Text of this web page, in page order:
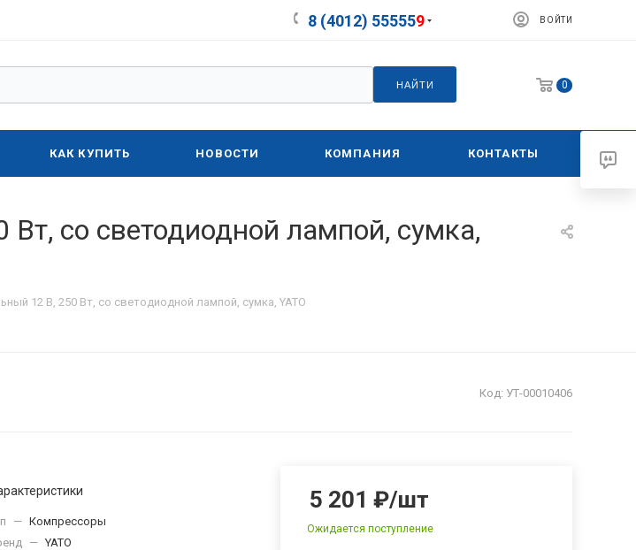
8 (4012) 555559 ВОЙТИ
НАЙТИ 0
КАК КУПИТЬ НОВОСТИ КОМПАНИЯ КОНТАКТЫ
со светодиодной лампой, сумка,
12 В, 250 Вт, со светодиодной лампой, сумка, YATO
Код: УТ-00010406
— Компрессоры
— YATO
5 201 ₽/шт
Ожидается поступление